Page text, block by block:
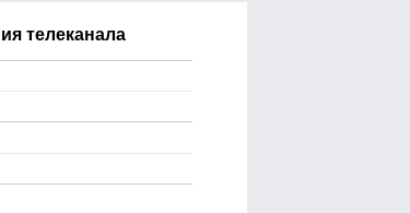
телеканала